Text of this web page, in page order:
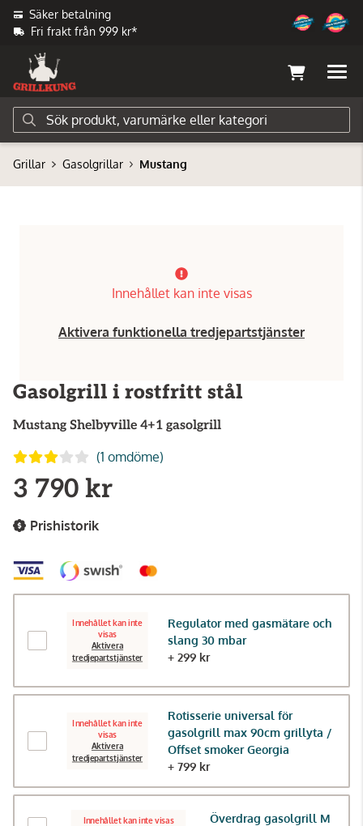
Säker betalning
Fri frakt från 999 kr*
Grillar Gasolgrillar Mustang
Innehållet kan inte visas
Aktivera funktionella tredjepartstjänster
Gasolgrill i rostfritt stål
Mustang Shelbyville 4+1 gasolgrill
(1 omdöme)
3 790 kr
Prishistorik
Innehållet kan inte
visas
Aktivera
tredjepartstjänster
Regulator med gasmätare och
slang 30 mbar
+ 299 kr
Innehållet kan inte
visas
Aktivera
tredjepartstjänster
Rotisserie universal för
gasolgrill max 90cm grillyta /
Offset smoker Georgia
+ 799 kr
Innehållet kan inte visas
Överdrag gasolgrill M